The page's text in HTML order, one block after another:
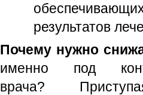
результатов
Почему нужно
именно под
врача?